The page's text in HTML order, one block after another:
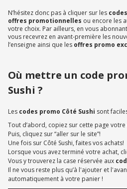
N’hésitez donc pas à cliquer sur les
offres promotionnelles ou encore les
votre choix. Par ailleurs, en vous
vous recevrez en avant-première les
l’enseigne ainsi que les offres promo
Où mettre un code
Sushi ?
Les codes promo Côté Sushi sont
Tout d’abord, copiez sur cette page votre
Puis, cliquez sur “aller sur le site”!
Une fois sur Côté Sushi, faites vos achats!
Lorsque vous avez terminé votre achat,
Vous y trouverez la case réservée aux
Il ne vous reste plus qu’à l'ajouter et
automatiquement à votre panier !